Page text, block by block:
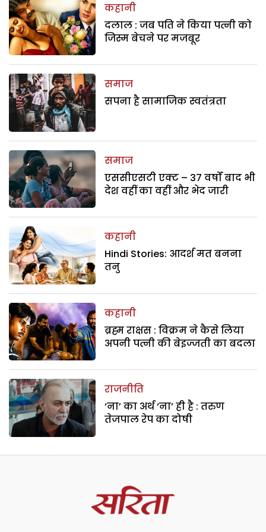
कहानी
दलाल : जब पति ने किया पत्नी को
जिस्म बेचने पर मजबूर
समाज
सपना है सामाजिक स्वतंत्रता
समाज
एससीएसटी एक्ट – 37 वर्षों बाद भी
देश वहीं का वहीं और भेद जारी
कहानी
Hindi Stories: आदर्श मत बनना
तनु
कहानी
ब्रह्म राक्षस : विक्रम ने कैसे लिया
अपनी पत्नी की बेइज्जती का बदला
राजनीति
‘ना’ का अर्थ ‘ना’ ही है : तरुण
तेजपाल रेप का दोषी